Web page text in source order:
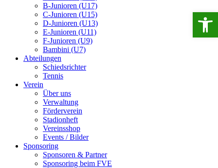
B-Junioren (U17)
C-Junioren (U15)
D-Junioren (U13)
E-Junioren (U11)
F-Junioren (U9)
Bambini (U7)
Abteilungen
Schiedsrichter
Tennis
Verein
Über uns
Verwaltung
Förderverein
Stadionheft
Vereinsshop
Events / Bilder
Sponsoring
Sponsoren & Partner
Sponsoring beim FVE